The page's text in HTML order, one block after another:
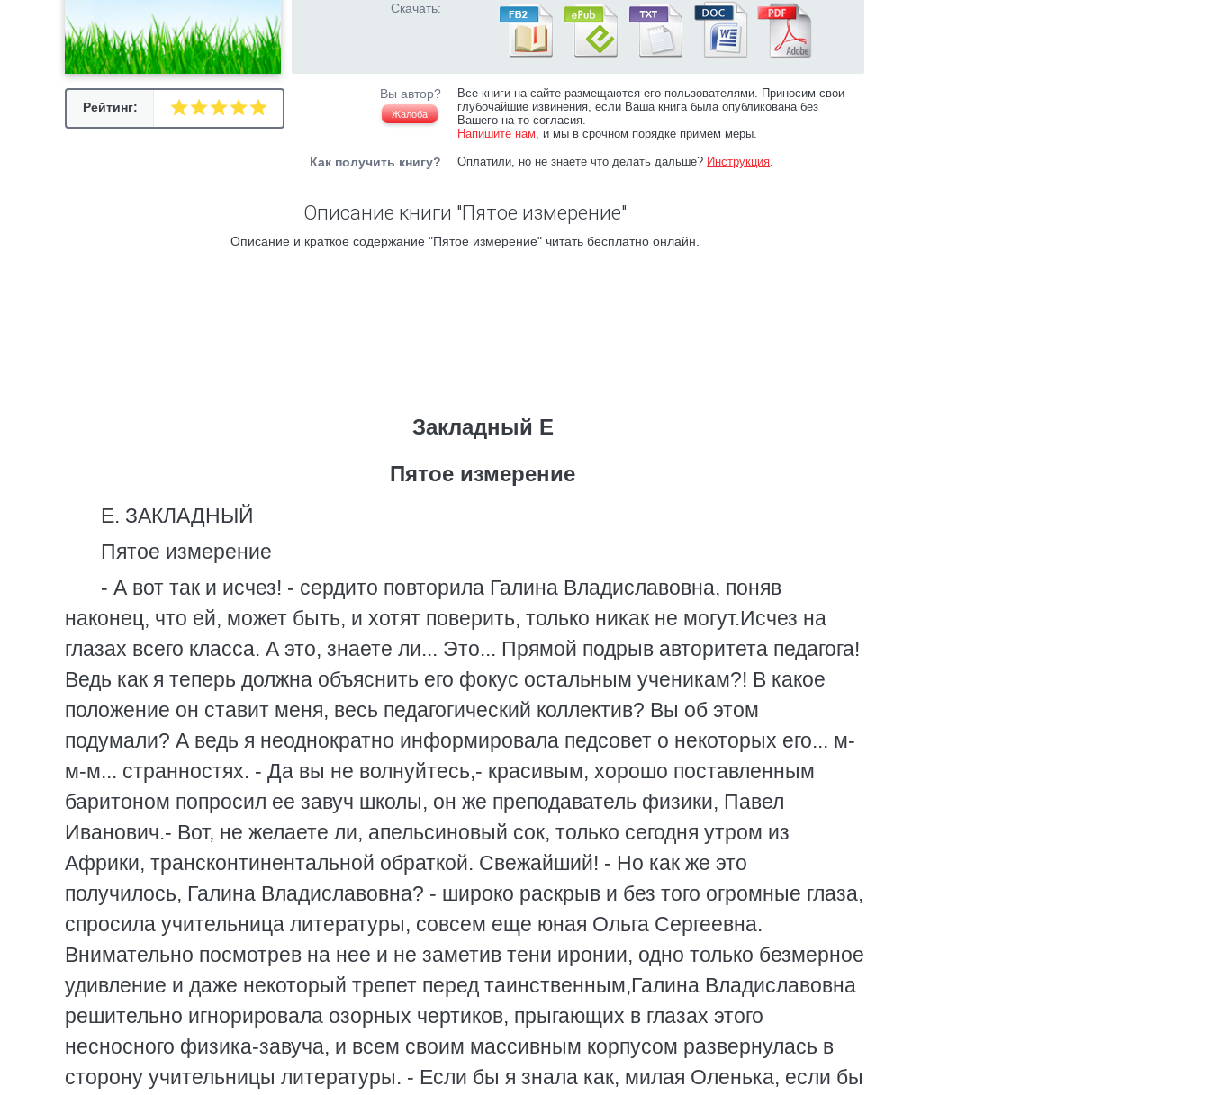
Рейтинг:
Скачать:
Вы автор?
Жалоба
Все книги на сайте размещаются его пользователями. Приносим свои
глубочайшие извинения, если Ваша книга была опубликована без
Вашего на то согласия.
Напишите нам, и мы в срочном порядке примем меры.
Как получить книгу? Оплатили, но не знаете что делать дальше? Инструкция.
Описание книги "Пятое измерение"
Описание и краткое содержание "Пятое измерение" читать бесплатно онлайн.
Закладный Е
Пятое измерение
Е. ЗАКЛАДНЫЙ
Пятое измерение
- А вот так и исчез! - сердито повторила Галина Владиславовна, поняв
наконец, что ей, может быть, и хотят поверить, только никак не могут.Исчез на
глазах всего класса. А это, знаете ли... Это... Прямой подрыв авторитета педагога!
Ведь как я теперь должна объяснить его фокус остальным ученикам?! В какое
положение он ставит меня, весь педагогический коллектив? Вы об этом
подумали? А ведь я неоднократно информировала педсовет о некоторых его... м-
м-м... странностях. - Да вы не волнуйтесь,- красивым, хорошо поставленным
баритоном попросил ее завуч школы, он же преподаватель физики, Павел
Иванович.- Вот, не желаете ли, апельсиновый сок, только сегодня утром из
Африки, трансконтинентальной обраткой. Свежайший! - Но как же это
получилось, Галина Владиславовна? - широко раскрыв и без того огромные глаза,
спросила учительница литературы, совсем еще юная Ольга Сергеевна.
Внимательно посмотрев на нее и не заметив тени иронии, одно только безмерное
удивление и даже некоторый трепет перед таинственным,Галина Владиславовна
решительно игнорировала озорных чертиков, прыгающих в глазах этого
несносного физика-завуча, и всем своим массивным корпусом развернулась в
сторону учительницы литературы. - Если бы я знала как, милая Оленька, если бы